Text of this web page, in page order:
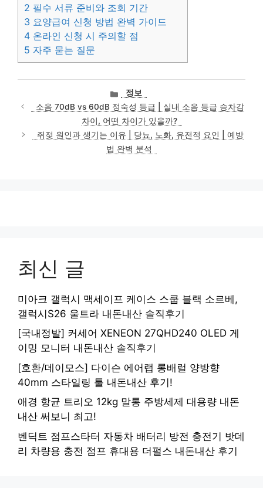
2 필수 서류 준비와 조회 기간
3 요양급여 신청 방법 완벽 가이드
4 온라인 신청 시 주의할 점
5 자주 묻는 질문
카
테
고
리
정보
소음 70dB vs 60dB 정숙성 등급 | 실내 소음 등급 승차감
차이, 어떤 차이가 있을까?
쥐젖 원인과 생기는 이유 | 당뇨, 노화, 유전적 요인 | 예방
법 완벽 분석
최신 글
미아크 갤럭시 맥세이프 케이스 스쿱 블랙 소르베,
갤럭시S26 울트라 내돈내산 솔직후기
[국내정발] 커세어 XENEON 27QHD240 OLED 게
이밍 모니터 내돈내산 솔직후기
[호환/데이모스] 다이슨 에어랩 롱배럴 양방향
40mm 스타일링 툴 내돈내산 후기!
애경 항균 트리오 12kg 말통 주방세제 대용량 내돈
내산 써보니 최고!
벤딕트 점프스타터 자동차 배터리 방전 충전기 밧데
리 차량용 충전 점프 휴대용 더펄스 내돈내산 후기